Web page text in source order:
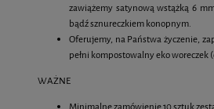
zawiążemy satynową wstążką 6
bądź sznureczkiem konopnym.
Oferujemy, na Państwa życzenie,
pełni kompostowalny eko woreczek
WAŻNE
Minimalne zamówienie 10 sztuk